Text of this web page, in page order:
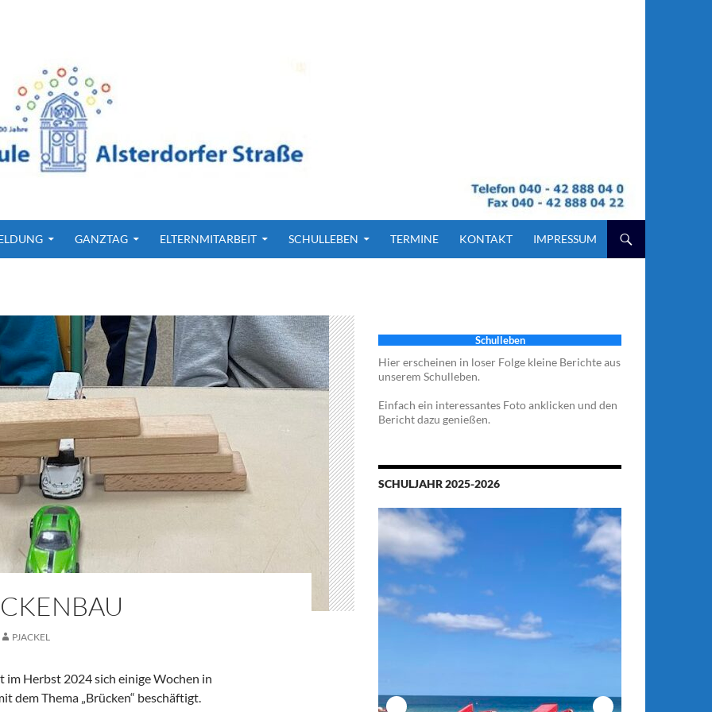
GANZTAG ELTERNMITARBEIT SCHULLEBEN TERMINE KONTAKT IMPRESSUM
PJACKEL
im Herbst 2024 sich einige Wochen in
dem Thema „Brücken“ beschäftigt.
Schulleben
Hier erscheinen in loser Folge kleine Berichte aus
unserem Schulleben.
Einfach ein interessantes Foto anklicken und den
Bericht dazu genießen.
SCHULJAHR 2025-2026